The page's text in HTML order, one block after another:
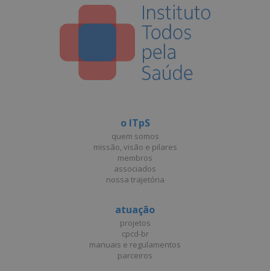
o ITpS
quem somos
missão, visão e pilares
membros
associados
nossa trajetória
atuação
projetos
cpcd-br
manuais e regulamentos
parceiros